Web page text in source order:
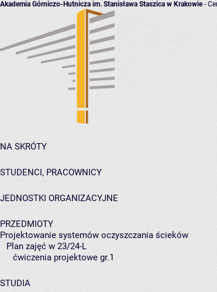
Akademia Górniczo-Hutnicza im. Stanisława Staszica w Krakowie-
NA SKRÓTY
STUDENCI, PRACOWNICY
JEDNOSTKI ORGANIZACYJNE
PRZEDMIOTY
Projektowanie systemów oczyszczania ścieków
Plan zajęć w 23/24-L
ćwiczenia projektowe gr.1
STUDIA